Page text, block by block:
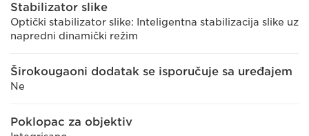
Stabilizator slike
Optički stabilizator slike: Inteligentna stabilizacija slike uz
napredni dinamički režim
Širokougaoni dodatak se isporučuje sa uređajem
Ne
Poklopac za objektiv